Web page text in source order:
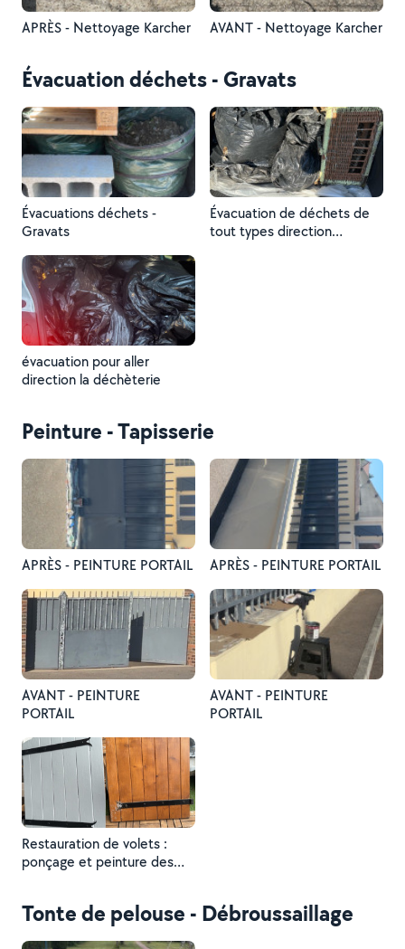
APRÈS - Nettoyage Karcher AVANT - Nettoyage Karcher
Évacuation déchets - Gravats
Évacuations déchets -
Gravats
Évacuation de déchets de
tout types direction
évacuation pour aller
direction la déchèterie
Peinture - Tapisserie
APRÈS - PEINTURE PORTAIL APRÈS - PEINTURE PORTAIL
AVANT - PEINTURE
PORTAIL
AVANT - PEINTURE
PORTAIL
Restauration de volets :
ponçage et peinture des
avant - couleur à la
Tonte de pelouse - Débroussaillage